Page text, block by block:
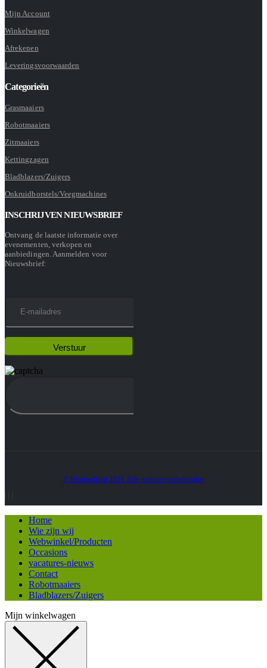
Mijn Account
Winkelwagen
Afrekenen
Leveringsvoorwaarden
Categorieën
Grasmaaiers
Robotmaaiers
Zitmaaiers
Kettingzagen
Bladblazers/Zuigers
Onkruidborstels/Veegmachines
INSCHRIJVEN NIEUWSBRIEF
Ontvang de laatste informatie over
evenementen, verkopen en
aanbiedingen. Aanmelden voor
Nieuwsbrief:
© Heatmedia.nl 2024. Alle rechten voorbehouden
Home
Wie zijn wij
Webwinkel/Producten
Occasions
vacatures-nieuws
Contact
Robotmaaiers
Bladblazers/Zuigers
Mijn winkelwagen